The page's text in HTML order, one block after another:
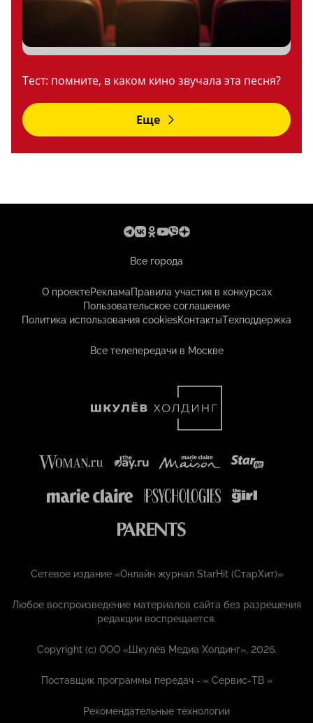
Тест: помните, в каком кино звучала эта песня?
Еще
Все города
О проектеРекламаПравила участия в конкурсах
Пользовательское соглашение
Политика использования cookiesКонтактыТехподдержка
Все телепередачи в Москве
Сетевое издание «Онлайн журнал StarHit (СтарХит)»
Любое воспроизведение материалов сайта без разрешения
редакции воспрещается.
Copyright (с) ООО «Шкулёв Медиа Холдинг», 2026.
Поставщик программы передач - «Сервис-ТВ »
Рекомендательные технологии